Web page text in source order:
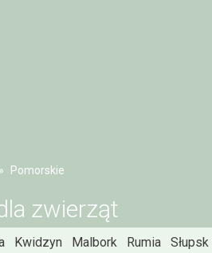
Pomorskie
zwierząt
Kwidzyn Malbork Rumia
Słupsk